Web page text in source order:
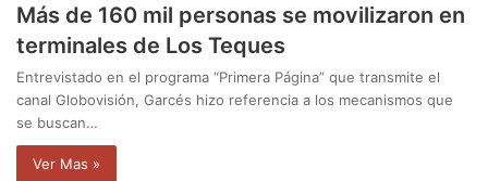
Más de 160 mil personas se movilizaron en
terminales de Los Teques
Entrevistado en el programa “Primera Página” que transmite el
canal Globovisión, Garcés hizo referencia a los mecanismos que
se buscan…
Ver Mas »